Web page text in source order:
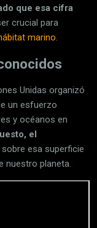
que esa cifra
crucial para
marino.
Unidas organizó
un esfuerzo
y océanos en
el
sobre esa superficie
nuestro planeta.